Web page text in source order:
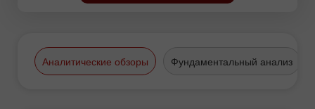
Аналитические обзоры Фундаментальный анализ